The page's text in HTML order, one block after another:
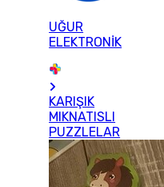
UĞUR
ELEKTRONİK
KARIŞIK
MIKNATISLI
PUZZLELAR